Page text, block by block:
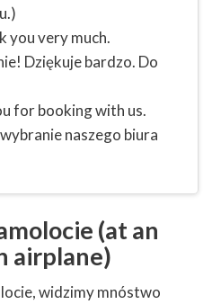
you very much.
Dziękuje bardzo. Do
for booking with us.
naszego biura
(at an
airplane)
widzimy mnóstwo